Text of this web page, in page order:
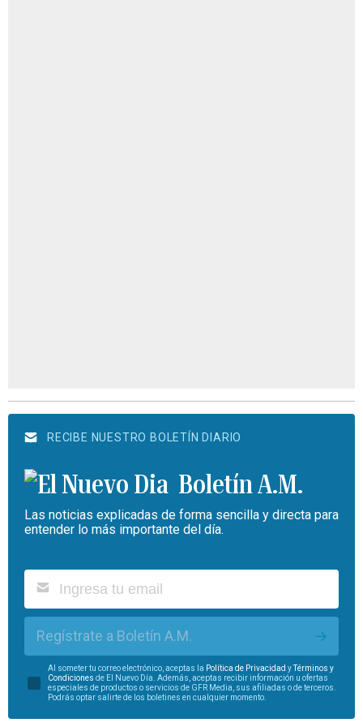
RECIBE NUESTRO BOLETÍN DIARIO
Boletín A.M.
Las noticias explicadas de forma sencilla y directa para
entender lo más importante del día.
Regístrate a Boletín A.M.
Al someter tu correo electrónico, aceptas la Política de Privacidad yTérminos y
Condiciones de El Nuevo Día. Además, aceptas recibir información u ofertas
especiales de productos o servicios de GFR Media, sus afiliadas o de terceros.
Podrás optar salirte de los boletines en cualquier momento.